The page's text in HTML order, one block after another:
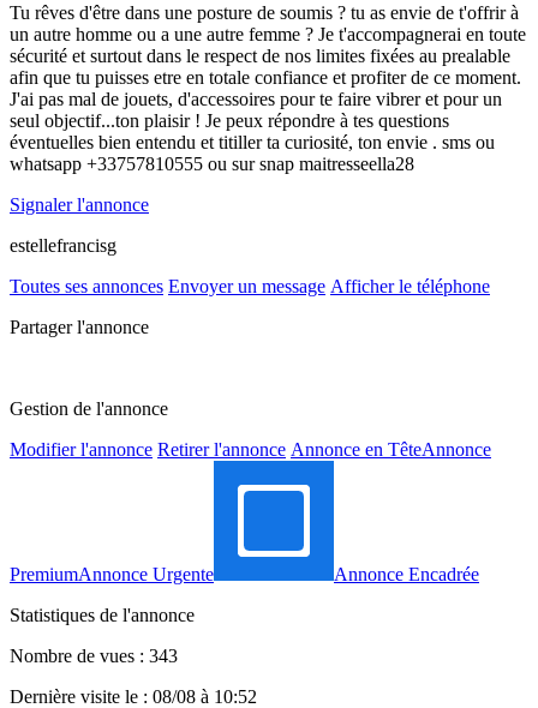
Tu rêves d'être dans une posture de soumis ? tu as envie de t'offrir à
un autre homme ou a une autre femme ? Je t'accompagnerai en toute
sécurité et surtout dans le respect de nos limites fixées au prealable
afin que tu puisses etre en totale confiance et profiter de ce moment.
J'ai pas mal de jouets, d'accessoires pour te faire vibrer et pour un
seul objectif...ton plaisir ! Je peux répondre à tes questions
éventuelles bien entendu et titiller ta curiosité, ton envie . sms ou
whatsapp +33757810555 ou sur snap maitresseella28
Signaler l'annonce
estellefrancisg
Toutes ses annonces Envoyer un message Afficher le téléphone
Partager l'annonce
Gestion de l'annonce
Modifier l'annonce Retirer l'annonce Annonce en TêteAnnonce
PremiumAnnonce Urgente
Annonce Encadrée
Statistiques de l'annonce
Nombre de vues : 343
Dernière visite le : 08/08 à 10:52